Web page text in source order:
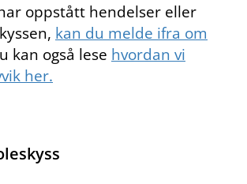
oppstått hendelser eller
kan du melde ifra om
kan også lese hvordan vi
her.